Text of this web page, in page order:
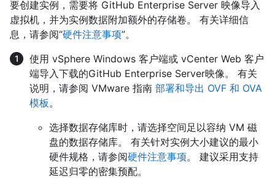
要创建实例，需要将 GitHub Enterprise Server 映像导入
虚拟机，并为实例数据附加额外的存储卷。 有关详细信
息，请参阅“硬件注意事项”。
使用 vSphere Windows 客户端或 vCenter Web 客户
端导入下载的GitHub Enterprise Server映像。 有关
说明，请参阅 VMware 指南 部署和导出 OVF 和 OVA
模板 。
选择数据存储库时，请选择空间足以容纳 VM 磁
盘的数据存储库。 有关针对实例大小建议的最小
硬件规格，请参阅硬件注意事项。 建议采用支持
延迟归零的密集预配。